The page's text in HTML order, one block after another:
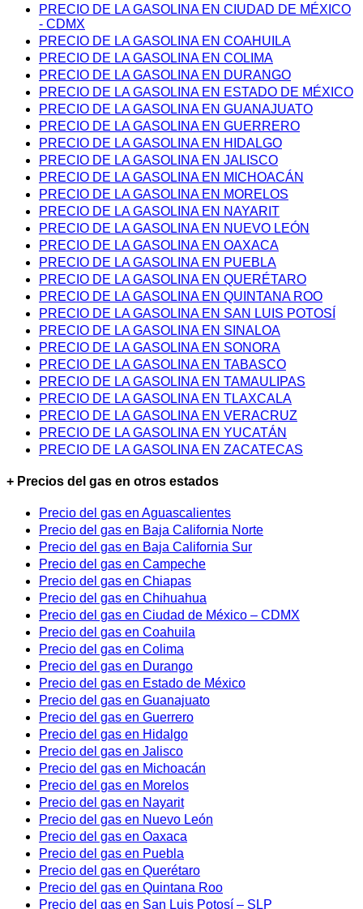
PRECIO DE LA GASOLINA EN CIUDAD DE MÉXICO
- CDMX
PRECIO DE LA GASOLINA EN COAHUILA
PRECIO DE LA GASOLINA EN COLIMA
PRECIO DE LA GASOLINA EN DURANGO
PRECIO DE LA GASOLINA EN ESTADO DE MÉXICO
PRECIO DE LA GASOLINA EN GUANAJUATO
PRECIO DE LA GASOLINA EN GUERRERO
PRECIO DE LA GASOLINA EN HIDALGO
PRECIO DE LA GASOLINA EN JALISCO
PRECIO DE LA GASOLINA EN MICHOACÁN
PRECIO DE LA GASOLINA EN MORELOS
PRECIO DE LA GASOLINA EN NAYARIT
PRECIO DE LA GASOLINA EN NUEVO LEÓN
PRECIO DE LA GASOLINA EN OAXACA
PRECIO DE LA GASOLINA EN PUEBLA
PRECIO DE LA GASOLINA EN QUERÉTARO
PRECIO DE LA GASOLINA EN QUINTANA ROO
PRECIO DE LA GASOLINA EN SAN LUIS POTOSÍ
PRECIO DE LA GASOLINA EN SINALOA
PRECIO DE LA GASOLINA EN SONORA
PRECIO DE LA GASOLINA EN TABASCO
PRECIO DE LA GASOLINA EN TAMAULIPAS
PRECIO DE LA GASOLINA EN TLAXCALA
PRECIO DE LA GASOLINA EN VERACRUZ
PRECIO DE LA GASOLINA EN YUCATÁN
PRECIO DE LA GASOLINA EN ZACATECAS
+ Precios del gas en otros estados
Precio del gas en Aguascalientes
Precio del gas en Baja California Norte
Precio del gas en Baja California Sur
Precio del gas en Campeche
Precio del gas en Chiapas
Precio del gas en Chihuahua
Precio del gas en Ciudad de México – CDMX
Precio del gas en Coahuila
Precio del gas en Colima
Precio del gas en Durango
Precio del gas en Estado de México
Precio del gas en Guanajuato
Precio del gas en Guerrero
Precio del gas en Hidalgo
Precio del gas en Jalisco
Precio del gas en Michoacán
Precio del gas en Morelos
Precio del gas en Nayarit
Precio del gas en Nuevo León
Precio del gas en Oaxaca
Precio del gas en Puebla
Precio del gas en Querétaro
Precio del gas en Quintana Roo
Precio del gas en San Luis Potosí – SLP